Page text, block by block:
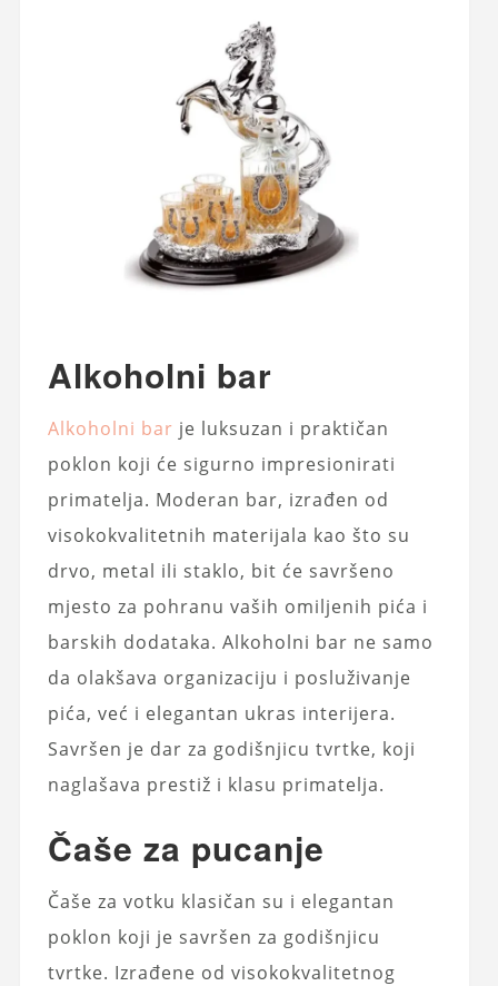
Alkoholni bar
Alkoholni bar je luksuzan i praktičan
poklon koji će sigurno impresionirati
primatelja. Moderan bar, izrađen od
visokokvalitetnih materijala kao što su
drvo, metal ili staklo, bit će savršeno
mjesto za pohranu vaših omiljenih pića i
barskih dodataka. Alkoholni bar ne samo
da olakšava organizaciju i posluživanje
pića, već i elegantan ukras interijera.
Savršen je dar za godišnjicu tvrtke, koji
naglašava prestiž i klasu primatelja.
Čaše za pucanje
Čaše za votku klasičan su i elegantan
poklon koji je savršen za godišnjicu
tvrtke. Izrađene od visokokvalitetnog